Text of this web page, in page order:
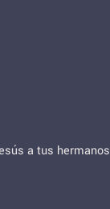
a tus hermanos